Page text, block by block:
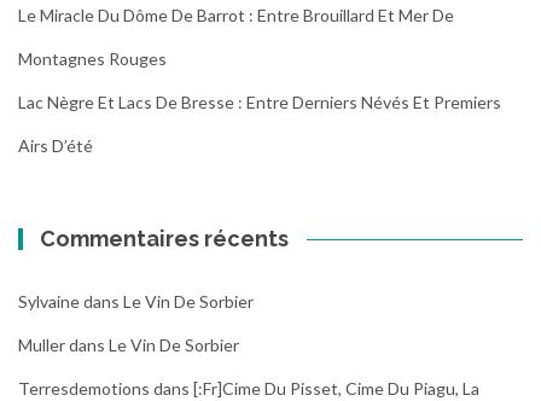
Le Miracle Du Dôme De Barrot : Entre Brouillard Et Mer De
Montagnes Rouges
Lac Nègre Et Lacs De Bresse : Entre Derniers Névés Et Premiers
Airs D’été
Commentaires récents
Sylvainedans Le Vin De Sorbier
Mullerdans Le Vin De Sorbier
Terresdemotions dans [:fr]Cime Du Pisset, Cime Du Piagu, La